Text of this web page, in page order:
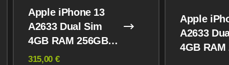
Apple iPhone 13
A2633 Dual Sim
4GB RAM 256GB
Midnight
315,00 €
Apple
A2633
4GB RAM